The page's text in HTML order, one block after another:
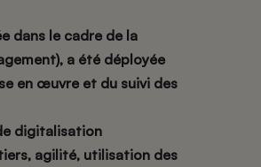
dans le cadre de la
a été déployée
en œuvre et du suivi des
digitalisation
agilité, utilisation des